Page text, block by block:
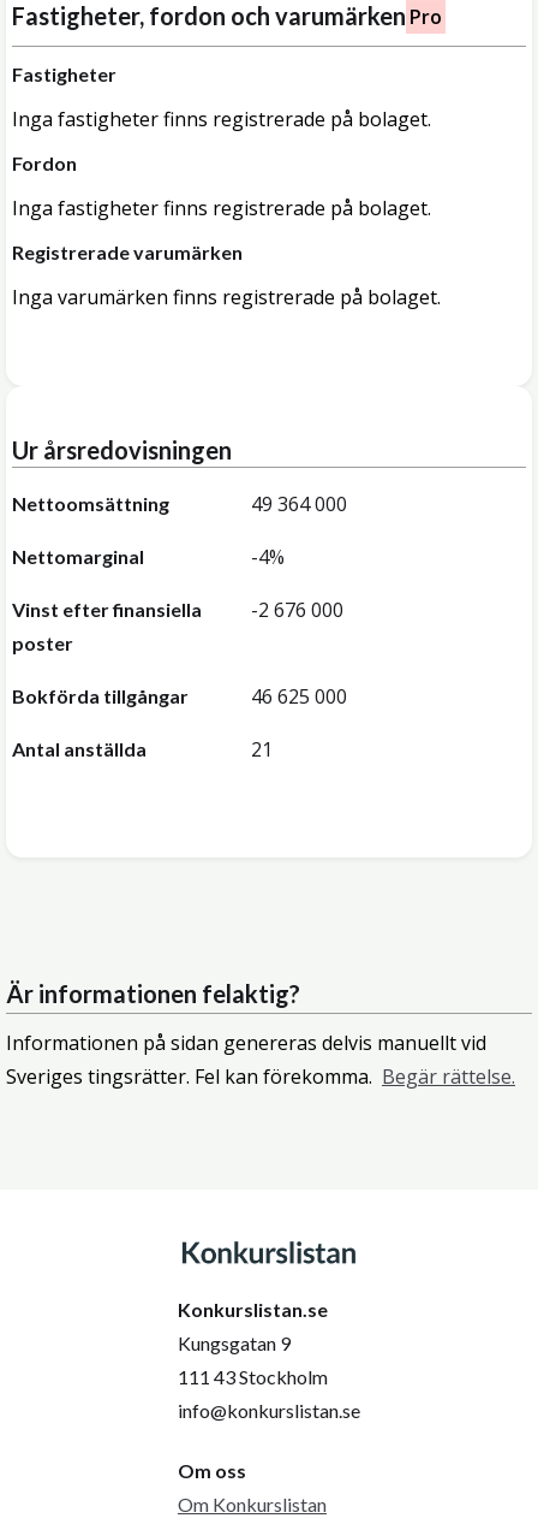
Fastigheter, fordon och varumärken Pro
Fastigheter
Inga fastigheter finns registrerade på bolaget.
Fordon
Inga fastigheter finns registrerade på bolaget.
Registrerade varumärken
Inga varumärken finns registrerade på bolaget.
Ur årsredovisningen
Nettoomsättning 49 364 000
Nettomarginal -4%
Vinst efter finansiella
poster
-2 676 000
Bokförda tillgångar 46 625 000
Antal anställda 21
Är informationen felaktig?
Informationen på sidan genereras delvis manuellt vid
Sveriges tingsrätter. Fel kan förekomma. Begär rättelse.
Konkurslistan.se
Kungsgatan 9
111 43 Stockholm
info@konkurslistan.se
Om oss
Om Konkurslistan